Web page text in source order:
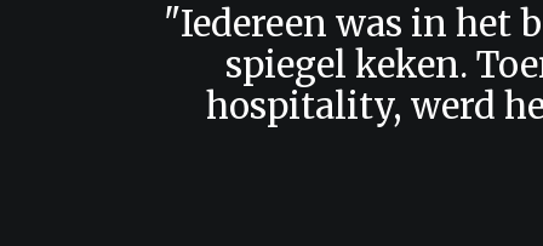
"Iedereen was in het
spiegel keken.
hospitality, werd